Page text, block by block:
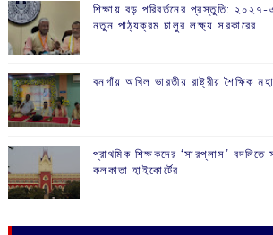
শিক্ষায় বড় পরিবর্তনের প্রস্তুতি:
নতুন পাঠ্যক্রম চালুর লক্ষ্য সরকারের
বনগাঁয় অখিল ভারতীয় রাষ্ট্রীয় শৈক্ষিক
প্রাথমিক শিক্ষকদের ‘সারপ্লাস’ বদলিতে
কলকাতা হাইকোর্টের